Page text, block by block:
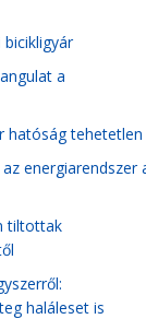
a
hatóság tehetetlen
energiarendszer
tiltottak
haláleset is